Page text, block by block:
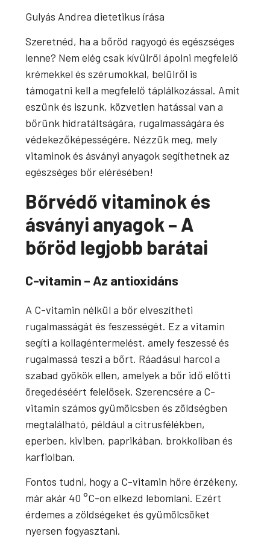
Gulyás Andrea dietetikus írása
Szeretnéd, ha a bőröd ragyogó és egészséges
lenne? Nem elég csak kívülről ápolni megfelelő
krémekkel és szérumokkal, belülről is
támogatni kell a megfelelő táplálkozással. Amit
eszünk és iszunk, közvetlen hatással van a
bőrünk hidratáltságára, rugalmasságára és
védekezőképességére. Nézzük meg, mely
vitaminok és ásványi anyagok segíthetnek az
egészséges bőr elérésében!
Bőrvédő vitaminok és
ásványi anyagok – A
bőröd legjobb barátai
C-vitamin – Az antioxidáns
A C-vitamin nélkül a bőr elveszítheti
rugalmasságát és feszességét. Ez a vitamin
segíti a kollagéntermelést, amely feszessé és
rugalmassá teszi a bőrt. Ráadásul harcol a
szabad gyökök ellen, amelyek a bőr idő előtti
öregedéséért felelősek. Szerencsére a C-
vitamin számos gyümölcsben és zöldségben
megtalálható, például a citrusfélékben,
eperben, kiviben, paprikában, brokkoliban és
karfiolban.
Fontos tudni, hogy a C-vitamin hőre érzékeny,
már akár 40 °C-on elkezd lebomlani. Ezért
érdemes a zöldségeket és gyümölcsöket
nyersen fogyasztani.